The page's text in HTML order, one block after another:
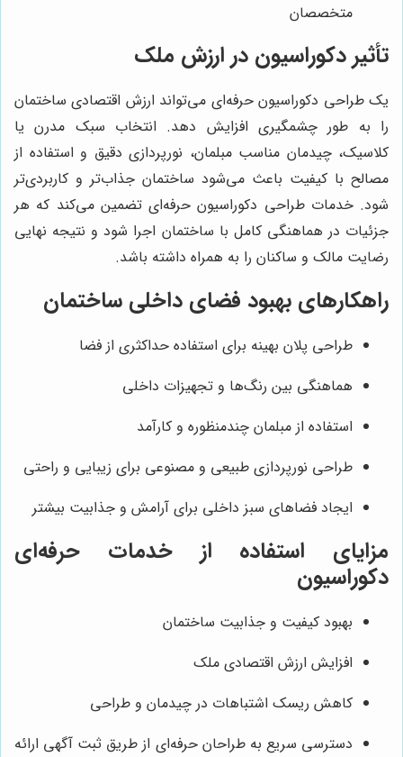
متخصصان
تأثیر دکوراسیون در ارزش ملک
یک طراحی دکوراسیون حرفه‌ای می‌تواند ارزش اقتصادی ساختمان
را به طور چشمگیری افزایش دهد. انتخاب سبک مدرن یا
کلاسیک، چیدمان مناسب مبلمان، نورپردازی دقیق و استفاده از
مصالح با کیفیت باعث می‌شود ساختمان جذاب‌تر و کاربردی‌تر
شود. خدمات طراحی دکوراسیون حرفه‌ای تضمین می‌کند که هر
جزئیات در هماهنگی کامل با ساختمان اجرا شود و نتیجه نهایی
رضایت مالک و ساکنان را به همراه داشته باشد.
راهکارهای بهبود فضای داخلی ساختمان
طراحی پلان بهینه برای استفاده حداکثری از فضا
هماهنگی بین رنگ‌ها و تجهیزات داخلی
استفاده از مبلمان چندمنظوره و کارآمد
طراحی نورپردازی طبیعی و مصنوعی برای زیبایی و راحتی
ایجاد فضاهای سبز داخلی برای آرامش و جذابیت بیشتر
مزایای استفاده از خدمات حرفه‌ای
دکوراسیون
بهبود کیفیت و جذابیت ساختمان
افزایش ارزش اقتصادی ملک
کاهش ریسک اشتباهات در چیدمان و طراحی
دسترسی سریع به طراحان حرفه‌ای از طریق ثبت آگهی ارائه